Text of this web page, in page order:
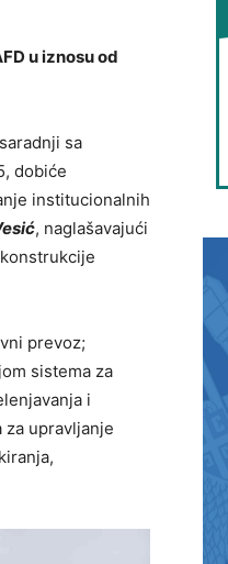
u iznosu od
sa
dobiće
institucionalnih
, naglašavajući
prevoz;
sistema za
i
za upravljanje